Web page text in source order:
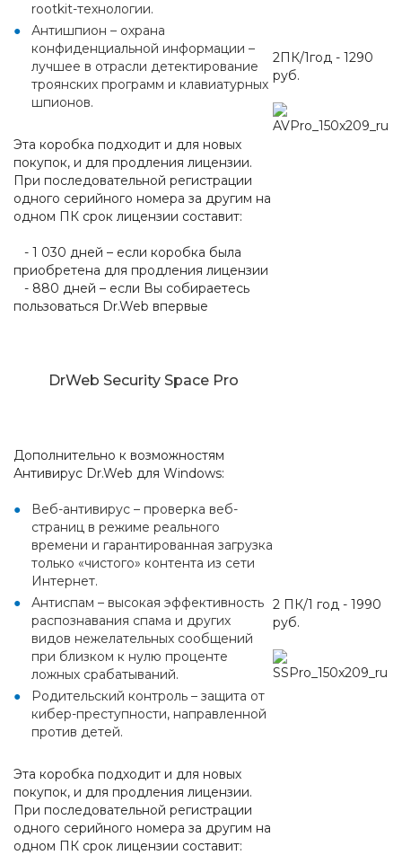
rootkit-технологии.
Антишпион – охрана
конфиденциальной информации –
лучшее в отрасли детектирование
троянских программ и клавиатурных
шпионов.
Эта коробка подходит и для новых
покупок, и для продления лицензии.
При последовательной регистрации
одного серийного номера за другим на
одном ПК срок лицензии составит:
- 1 030 дней – если коробка была
приобретена для продления лицензии
- 880 дней – если Вы собираетесь
пользоваться Dr.Web впервые
2ПК/1год - 1290
руб.
DrWeb Security Space Pro
Дополнительно к возможностям
Антивирус Dr.Web для Windows:
Веб-антивирус – проверка веб-
страниц в режиме реального
времени и гарантированная загрузка
только «чистого» контента из сети
Интернет.
Антиспам – высокая эффективность
распознавания спама и других
видов нежелательных сообщений
при близком к нулю проценте
ложных срабатываний.
Родительский контроль – защита от
кибер-преступности, направленной
против детей.
Эта коробка подходит и для новых
покупок, и для продления лицензии.
При последовательной регистрации
одного серийного номера за другим на
одном ПК срок лицензии составит:
2 ПК/1 год - 1990
руб.